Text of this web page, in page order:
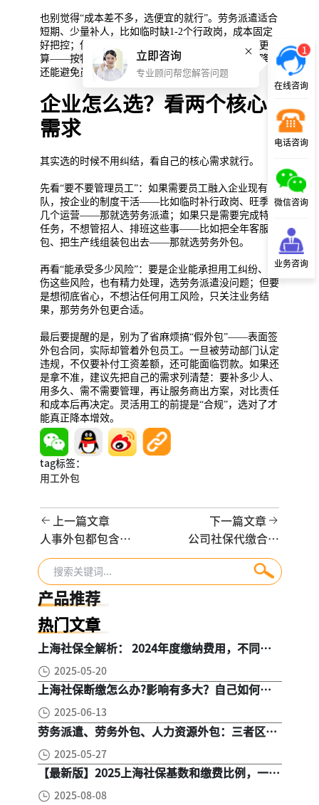
也别觉得“成本差不多，选便宜的就行”。劳务派遣适合
短期、少量补人，比如临时缺1-2个行政岗，成本固定
好把控；但要是长期需要10个物流员，选劳务外包更划
算——按物流单量付费，业务淡的时候成本也跟着降，
还能避免员工流动带来的麻烦。
企业怎么选？看两个核心
需求
其实选的时候不用纠结，看自己的核心需求就行。
先看“要不要管理员工”：如果需要员工融入企业现有团
队，按企业的制度干活——比如临时补行政岗、旺季补
几个运营——那就选劳务派遣；如果只是需要完成特定
任务，不想管招人、排班这些事——比如把全年客服外
包、把生产线组装包出去——那就选劳务外包。
再看“能承受多少风险”：要是企业能承担用工纠纷、工
伤这些风险，也有精力处理，选劳务派遣没问题；但要
是想彻底省心，不想沾任何用工风险，只关注业务结
果，那劳务外包更合适。
最后要提醒的是，别为了省麻烦搞“假外包”——表面签
外包合同，实际却管着外包员工。一旦被劳动部门认定
违规，不仅要补付工资差额，还可能面临罚款。如果还
是拿不准，建议先把自己的需求列清楚：要补多少人、
用多久、需不需要管理，再让服务商出方案，对比责任
和成本后再决定。灵活用工的前提是“合规”，选对了才
能真正降本增效。
tag标签：
用工外包
上一篇文章
人事外包都包含哪
些服务？中小企业
如何选择适合自己
的方案？
下一篇文章
公司社保代缴合法
吗？流程、费用及
注意事项全攻略
产品推荐
热门文章
上海社保全解析： 2024年度缴纳费用，不同人
2025-05-20
上海社保断缴怎么办?影响有多大？自己如何续
2025-06-13
劳务派遣、劳务外包、人力资源外包：三者区
2025-05-27
【最新版】2025上海社保基数和缴费比例，一文
2025-08-08
1
在线咨询
电话咨询
微信咨询
业务咨询
立即咨询
专业顾问帮您解答问题